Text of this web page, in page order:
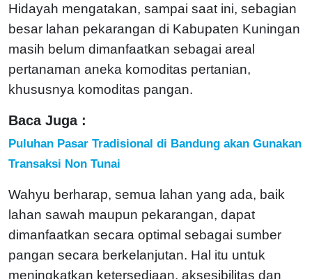
Hidayah mengatakan, sampai saat ini, sebagian
besar lahan pekarangan di Kabupaten Kuningan
masih belum dimanfaatkan sebagai areal
pertanaman aneka komoditas pertanian,
khususnya komoditas pangan.
Baca Juga :
Puluhan Pasar Tradisional di Bandung akan Gunakan
Transaksi Non Tunai
Wahyu berharap, semua lahan yang ada, baik
lahan sawah maupun pekarangan, dapat
dimanfaatkan secara optimal sebagai sumber
pangan secara berkelanjutan. Hal itu untuk
meningkatkan ketersediaan, aksesibilitas dan